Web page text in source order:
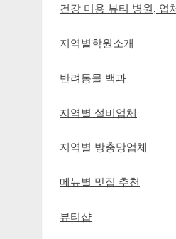
건강 미용 뷰티 병원, 업
지역별학원소개
반려동물 백과
지역별 설비업체
지역별 방충망업체
메뉴별 맛집 추천
뷰티샵